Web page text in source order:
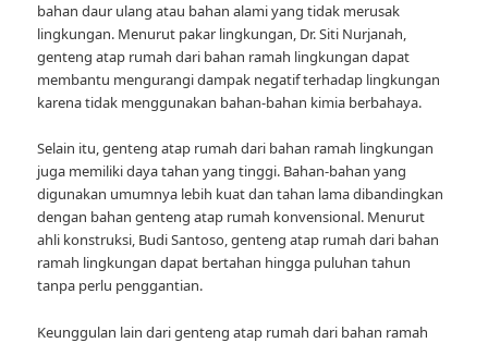
bahan daur ulang atau bahan alami yang tidak merusak
lingkungan. Menurut pakar lingkungan, Dr. Siti Nurjanah,
genteng atap rumah dari bahan ramah lingkungan dapat
membantu mengurangi dampak negatif terhadap lingkungan
karena tidak menggunakan bahan-bahan kimia berbahaya.
Selain itu, genteng atap rumah dari bahan ramah lingkungan
juga memiliki daya tahan yang tinggi. Bahan-bahan yang
digunakan umumnya lebih kuat dan tahan lama dibandingkan
dengan bahan genteng atap rumah konvensional. Menurut
ahli konstruksi, Budi Santoso, genteng atap rumah dari bahan
ramah lingkungan dapat bertahan hingga puluhan tahun
tanpa perlu penggantian.
Keunggulan lain dari genteng atap rumah dari bahan ramah